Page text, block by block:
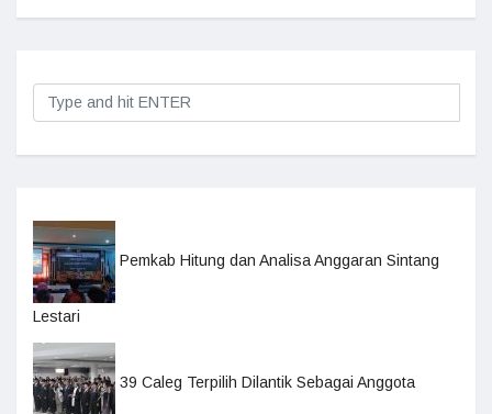
Pemkab Hitung dan Analisa Anggaran Sintang
Lestari
39 Caleg Terpilih Dilantik Sebagai Anggota